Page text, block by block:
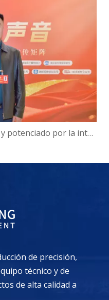
Impulsado por la tecnología y potenciado por la inteligencia: el presidente de Hanbang Intelligence, Gao Yun, sobre el avance del desarrollo del 'Centro de inteligencia digital' de Suqian
de precisión,
técnico y de
de alta calidad a